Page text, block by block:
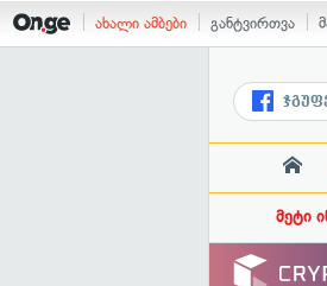
ახალი ამბები განტვირთვა
მეტი